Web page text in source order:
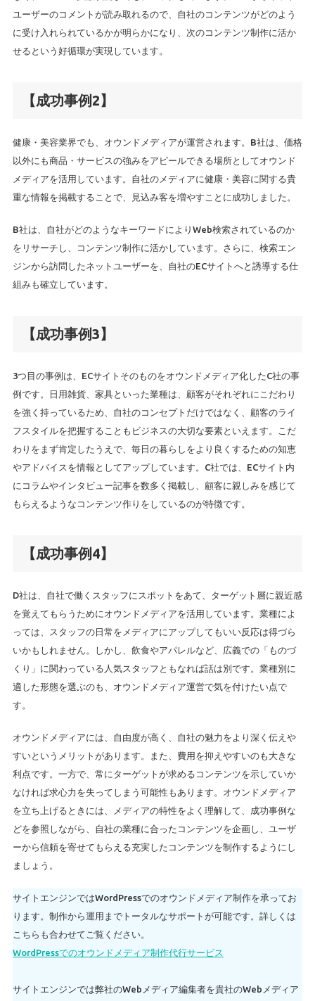
ユーザーのコメントが読み取れるので、自社のコンテンツがどのよう
に受け入れられているかが明らかになり、次のコンテンツ制作に活か
せるという好循環が実現しています。
【成功事例2】
健康・美容業界でも、オウンドメディアが運営されます。B社は、価格
以外にも商品・サービスの強みをアピールできる場所としてオウンド
メディアを活用しています。自社のメディアに健康・美容に関する貴
重な情報を掲載することで、見込み客を増やすことに成功しました。
B社は、自社がどのようなキーワードによりWeb検索されているのか
をリサーチし、コンテンツ制作に活かしています。さらに、検索エン
ジンから訪問したネットユーザーを、自社のECサイトへと誘導する仕
組みも確立しています。
【成功事例3】
3つ目の事例は、ECサイトそのものをオウンドメディア化したC社の事
例です。日用雑貨、家具といった業種は、顧客がそれぞれにこだわり
を強く持っているため、自社のコンセプトだけではなく、顧客のライ
フスタイルを把握することもビジネスの大切な要素といえます。こだ
わりをまず肯定したうえで、毎日の暮らしをより良くするための知恵
やアドバイスを情報としてアップしています。C社では、ECサイト内
にコラムやインタビュー記事を数多く掲載し、顧客に親しみを感じて
もらえるようなコンテンツ作りをしているのが特徴です。
【成功事例4】
D社は、自社で働くスタッフにスポットをあて、ターゲット層に親近感
を覚えてもらうためにオウンドメディアを活用しています。業種によ
っては、スタッフの日常をメディアにアップしてもいい反応は得づら
いかもしれません。しかし、飲食やアパレルなど、広義での「ものづ
くり」に関わっている人気スタッフともなれば話は別です。業種別に
適した形態を選ぶのも、オウンドメディア運営で気を付けたい点で
す。
オウンドメディアには、自由度が高く、自社の魅力をより深く伝えや
すいというメリットがあります。また、費用を抑えやすいのも大きな
利点です。一方で、常にターゲットが求めるコンテンツを示していか
なければ求心力を失ってしまう可能性もあります。オウンドメディア
を立ち上げるときには、メディアの特性をよく理解して、成功事例な
どを参照しながら、自社の業種に合ったコンテンツを企画し、ユーザ
ーから信頼を寄せてもらえる充実したコンテンツを制作するようにし
ましょう。
サイトエンジンではWordPressでのオウンドメディア制作を承ってお
ります。制作から運用までトータルなサポートが可能です。詳しくは
こちらも合わせてご覧ください。
WordPressでのオウンドメディア制作代行サービス
サイトエンジンでは弊社のWebメディア編集者を貴社のWebメディア